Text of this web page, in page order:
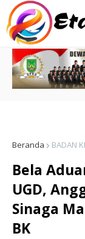
Beranda BADAN
Bela
UGD,
Sinaga
BK